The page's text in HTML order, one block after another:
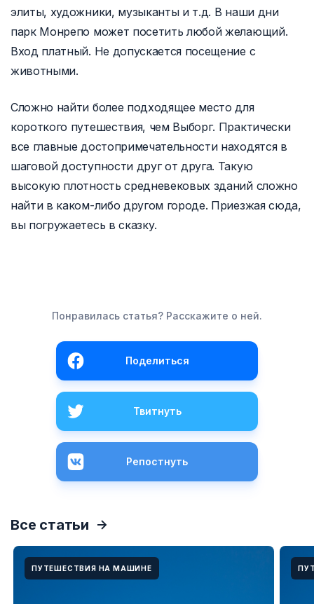
элиты, художники, музыканты и т.д. В наши дни
парк Монрепо может посетить любой желающий.
Вход платный. Не допускается посещение с
животными.
Сложно найти более подходящее место для
короткого путешествия, чем Выборг. Практически
все главные достопримечательности находятся в
шаговой доступности друг от друга. Такую
высокую плотность средневековых зданий сложно
найти в каком-либо другом городе. Приезжая сюда,
вы погружаетесь в сказку.
Понравилась статья? Расскажите о ней.
Поделиться
Твитнуть
Репостнуть
Все статьи
ПУТЕШЕСТВИЯ НА МАШИНЕ